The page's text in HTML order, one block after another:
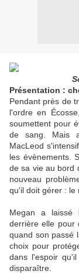
Présentation :
Pendant près de
l'ordre en
soumettent pour
de sang. Mais
MacLeod
les évènements.
de sa vie au bord
nouveau
qu'il doit gérer : le
Megan a laissé
derrière elle pour
quand son passé
choix pour
dans l'espoir
disparaître.